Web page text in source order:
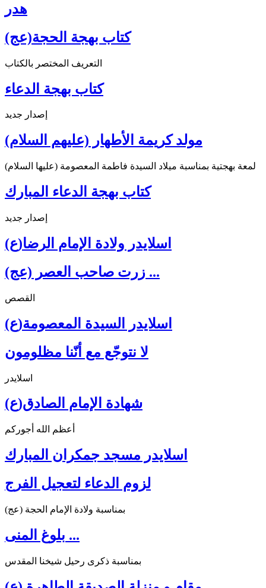
هدر
كتاب بهجة الحجة(عج)
التعريف المختصر بالكتاب
كتاب بهجة الدعاء
إصدار جديد
مولد كريمة الأطهار (عليهم السلام)
لمعة بهجتية بمناسبة ميلاد السيدة فاطمة المعصومة (عليها السلام)
كتاب بهجة الدعاء المبارك
إصدار جديد
اسلايدر ولادة الإمام الرضا(ع)
زرت صاحب العصر (عج) ...
القصص
اسلايدر السيدة المعصومة(ع)
لا نتوجّع مع أنّنا مظلومون
اسلايدر
شهادة الإمام الصادق(ع)
أعظم الله أجوركم
اسلايدر مسجد جمكران المبارك
لزوم الدعاء لتعجيل الفرج
بمناسبة ولادة الإمام الحجة (عج)
بلوغ المنى ...
بمناسبة ذكرى رحيل شيخنا المقدس